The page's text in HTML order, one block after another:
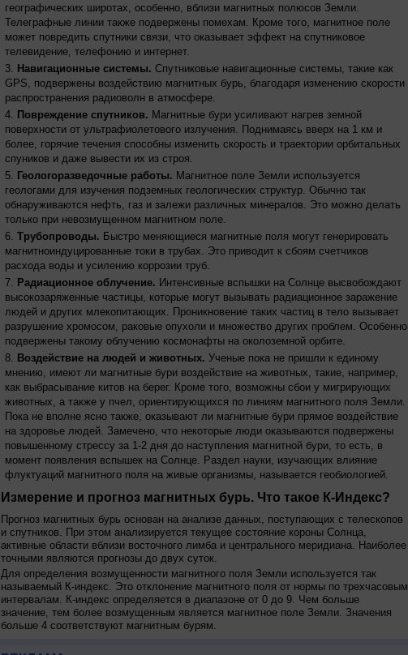
географических широтах, особенно, вблизи магнитных полюсов Земли.
Телеграфные линии также подвержены помехам. Кроме того, магнитное поле
может повредить спутники связи, что оказывает эффект на спутниковое
телевидение, телефонию и интернет.
Навигационные системы. Спутниковые навигационные системы, такие как
GPS, подвержены воздействию магнитных бурь, благодаря изменению скорости
распространения радиоволн в атмосфере.
Повреждение спутников. Магнитные бури усиливают нагрев земной
поверхности от ультрафиолетового излучения. Поднимаясь вверх на 1 км и
более, горячие течения способны изменить скорость и траектории орбитальных
спуников и даже вывести их из строя.
Геологоразведочные работы. Магнитное поле Земли используется
геологами для изучения подземных геологических структур. Обычно так
обнаруживаются нефть, газ и залежи различных минералов. Это можно делать
только при невозмущенном магнитном поле.
Трубопроводы. Быстро меняющиеся магнитные поля могут генерировать
магнитноиндуцированные токи в трубах. Это приводит к сбоям счетчиков
расхода воды и усилению коррозии труб.
Радиационное облучение. Интенсивные вспышки на Солнце высвобождают
высокозаряженные частицы, которые могут вызывать радиационное заражение
людей и других млекопитающих. Проникновение таких частиц в тело вызывает
разрушение хромосом, раковые опухоли и множество других проблем. Особенно
подвержены такому облучению космонафты на околоземной орбите.
Воздействие на людей и животных. Ученые пока не пришли к единому
мнению, имеют ли магнитные бури воздействие на животных, такие, например,
как выбрасывание китов на берег. Кроме того, возможны сбои у мигрирующих
животных, а также у пчел, ориентирующихся по линиям магнитного поля Земли.
Пока не вполне ясно также, оказывают ли магнитные бури прямое воздействие
на здоровье людей. Замечено, что некоторые люди оказываются подвержены
повышенному стрессу за 1-2 дня до наступления магнитной бури, то есть, в
момент появления вспышек на Солнце. Раздел науки, изучающих влияние
флуктуаций магнитного поля на живые организмы, называется геобиологией.
Измерение и прогноз магнитных бурь. Что такое К-Индекс?
Прогноз магнитных бурь основан на анализе данных, поступающих с телескопов
и спутников. При этом анализируется текущее состояние короны Солнца,
активные области вблизи восточного лимба и центрального меридиана. Наиболее
точными являются прогнозы до двух суток.
Для определения возмущенности магнитного поля Земли используется так
называемый К-индекс. Это отклонение магнитного поля от нормы по трехчасовым
интервалам. К-индекс определяется в диапазоне от 0 до 9. Чем больше
значение, тем более возмущенным является магнитное поле Земли. Значения
больше 4 соответствуют магнитным бурям.